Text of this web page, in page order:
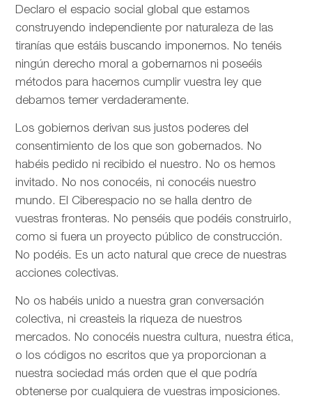
Declaro el espacio social global que estamos
construyendo independiente por naturaleza de las
tiranías que estáis buscando imponernos. No tenéis
ningún derecho moral a gobernarnos ni poseéis
métodos para hacernos cumplir vuestra ley que
debamos temer verdaderamente.
Los gobiernos derivan sus justos poderes del
consentimiento de los que son gobernados. No
habéis pedido ni recibido el nuestro. No os hemos
invitado. No nos conocéis, ni conocéis nuestro
mundo. El Ciberespacio no se halla dentro de
vuestras fronteras. No penséis que podéis construirlo,
como si fuera un proyecto público de construcción.
No podéis. Es un acto natural que crece de nuestras
acciones colectivas.
No os habéis unido a nuestra gran conversación
colectiva, ni creasteis la riqueza de nuestros
mercados. No conocéis nuestra cultura, nuestra ética,
o los códigos no escritos que ya proporcionan a
nuestra sociedad más orden que el que podría
obtenerse por cualquiera de vuestras imposiciones.